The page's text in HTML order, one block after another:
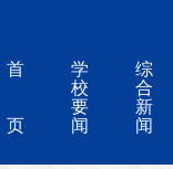
首
页
学
校
要
闻
综
合
新
闻